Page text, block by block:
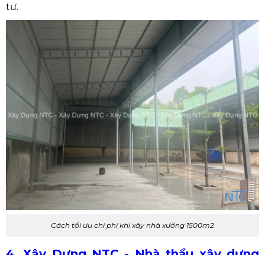
tư.
Cách tối ưu chi phí khi xây nhà xưởng 1500m2